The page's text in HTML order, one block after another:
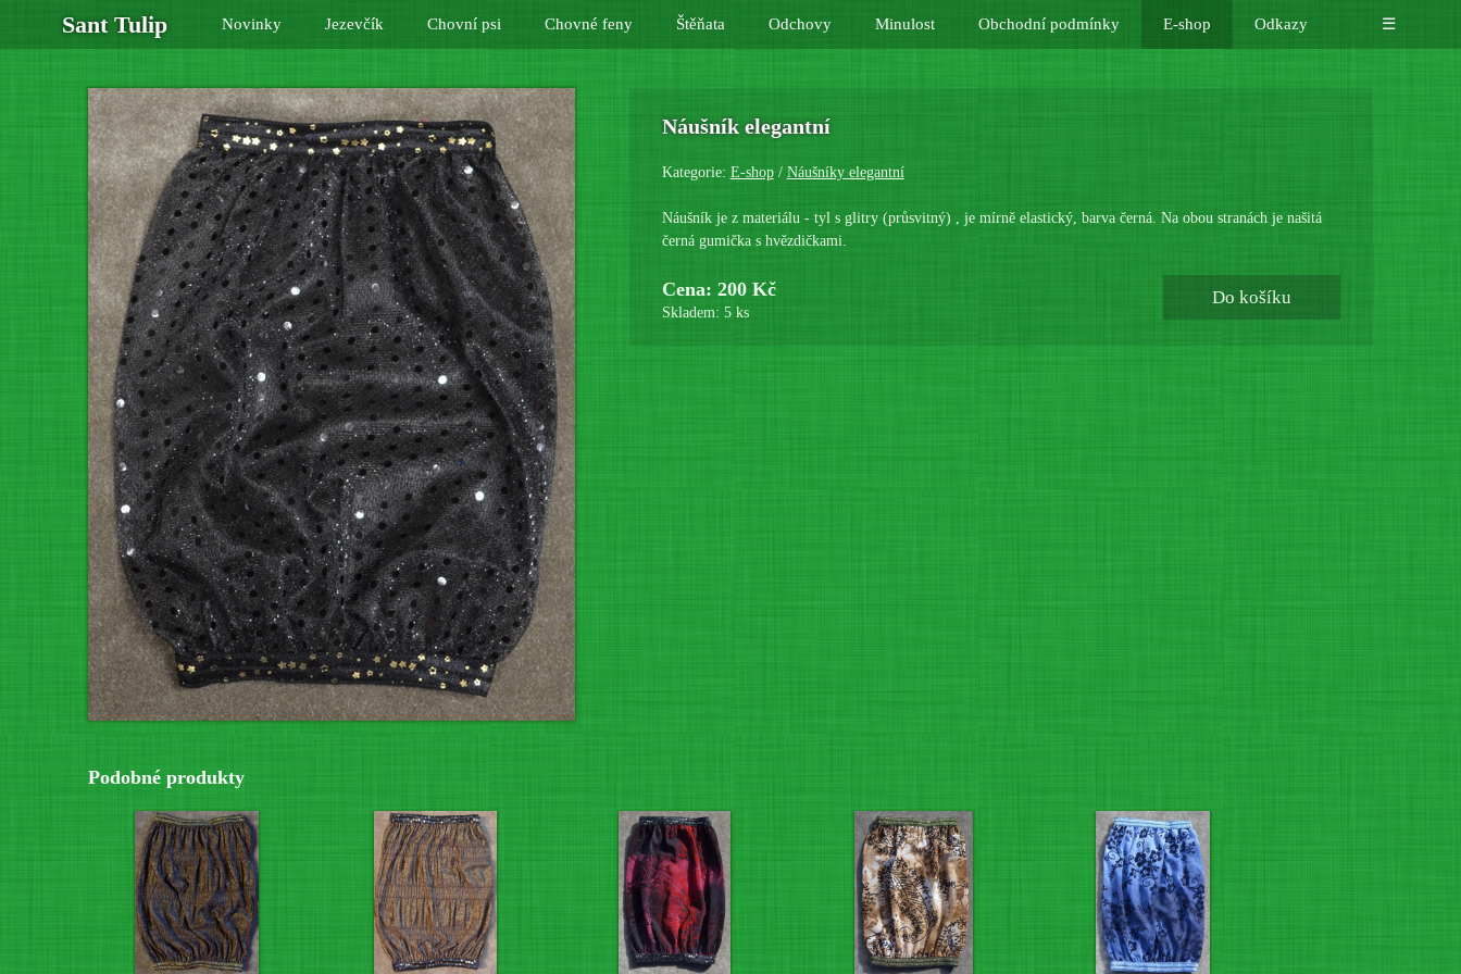
Sant Tulip Novinky Jezevčík Chovní psi Chovné feny Štěňata Odchovy Minulost Obchodní podmínky E-shop Odkazy ☰
Náušník elegantní
Kategorie: E-shop/ Náušníky elegantní
Náušník je z materiálu - tyl s glitry (průsvitný) , je mírně elastický, barva černá. Na obou stranách je našitá
černá gumička s hvězdičkami.
Cena: 200 Kč
Skladem: 5 ks
Do košíku
Podobné produkty